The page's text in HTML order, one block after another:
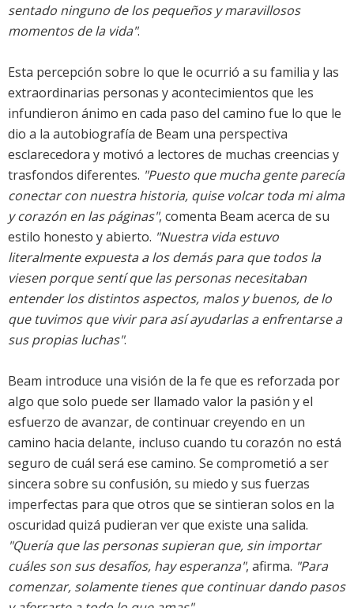
sentado ninguno de los pequeños y maravillosos
momentos de la vida".
Esta percepción sobre lo que le ocurrió a su familia y las
extraordinarias personas y acontecimientos que les
infundieron ánimo en cada paso del camino fue lo que le
dio a la autobiografía de Beam una perspectiva
esclarecedora y motivó a lectores de muchas creencias y
trasfondos diferentes. "Puesto que mucha gente parecía
conectar con nuestra historia, quise volcar toda mi alma
y corazón en las páginas", comenta Beam acerca de su
estilo honesto y abierto. "Nuestra vida estuvo
literalmente expuesta a los demás para que todos la
viesen porque sentí que las personas necesitaban
entender los distintos aspectos, malos y buenos, de lo
que tuvimos que vivir para así ayudarlas a enfrentarse a
sus propias luchas".
Beam introduce una visión de la fe que es reforzada por
algo que solo puede ser llamado valor la pasión y el
esfuerzo de avanzar, de continuar creyendo en un
camino hacia delante, incluso cuando tu corazón no está
seguro de cuál será ese camino. Se comprometió a ser
sincera sobre su confusión, su miedo y sus fuerzas
imperfectas para que otros que se sintieran solos en la
oscuridad quizá pudieran ver que existe una salida.
"Quería que las personas supieran que, sin importar
cuáles son sus desafíos, hay esperanza", afirma. "Para
comenzar, solamente tienes que continuar dando pasos